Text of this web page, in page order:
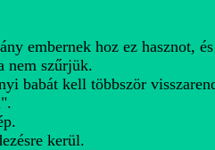
embernek hoz ez hasznot,
nem szűrjük.
babát kell többször
kerül.